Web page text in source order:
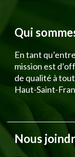
Qui
En tant
mission est
de qualité à
Haut-Saint-
Nous